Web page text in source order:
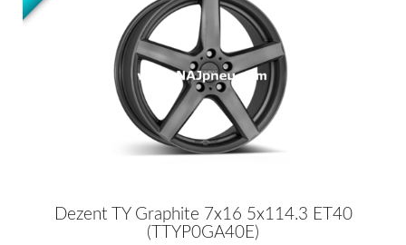
Dezent TY Graphite 7x16 5x114.3 ET40
(TTYP0GA40E)